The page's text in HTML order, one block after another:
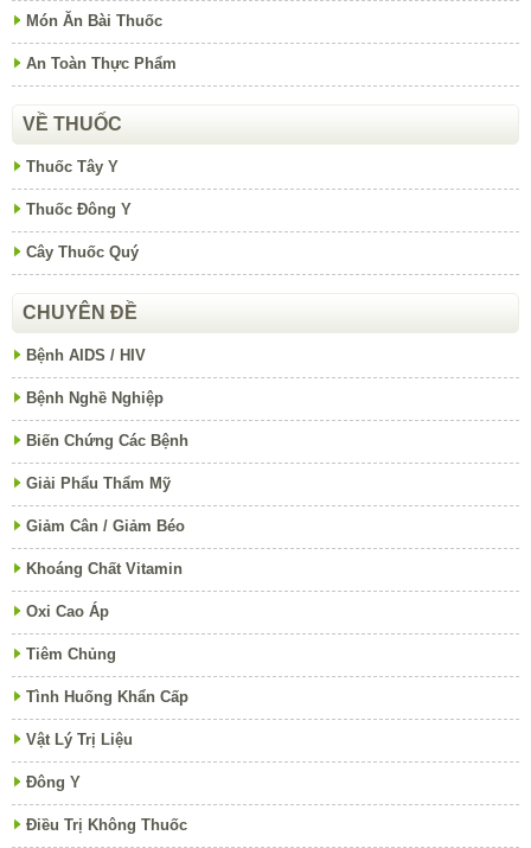
Món Ăn Bài Thuốc
An Toàn Thực Phẩm
VỀ THUỐC
Thuốc Tây Y
Thuốc Đông Y
Cây Thuốc Quý
CHUYÊN ĐỀ
Bệnh AIDS / HIV
Bệnh Nghề Nghiệp
Biến Chứng Các Bệnh
Giải Phẩu Thẩm Mỹ
Giảm Cân / Giảm Béo
Khoáng Chất Vitamin
Oxi Cao Áp
Tiêm Chủng
Tình Huống Khẩn Cấp
Vật Lý Trị Liệu
Đông Y
Điều Trị Không Thuốc